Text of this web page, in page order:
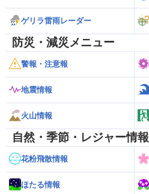
ゲリラ雷雨レーダー
防災・減災メニュー
警報・注意報
地震情報
火山情報
自然・季節・レジャー情報
花粉飛散情報
ほたる情報